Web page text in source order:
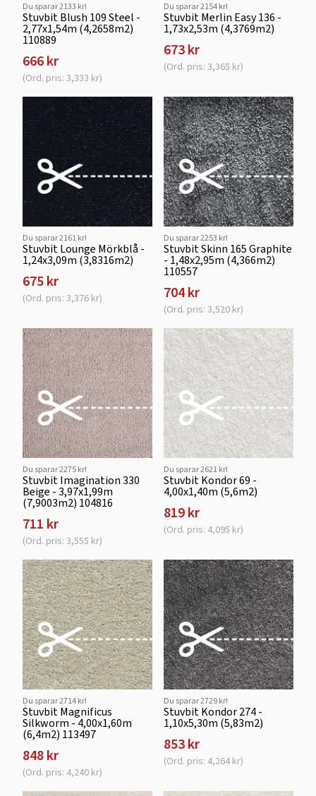
Du sparar 2133 kr!
Stuvbit Blush 109 Steel -
2,77x1,54m (4,2658m2)
110889
666 kr
(Ord. pris: 3,333 kr)
Du sparar 2154 kr!
Stuvbit Merlin Easy 136 -
1,73x2,53m (4,3769m2)
673 kr
(Ord. pris: 3,365 kr)
Du sparar 2161 kr!
Stuvbit Lounge Mörkblå -
1,24x3,09m (3,8316m2)
675 kr
(Ord. pris: 3,376 kr)
Du sparar 2253 kr!
Stuvbit Skinn 165 Graphite
- 1,48x2,95m (4,366m2)
110557
704 kr
(Ord. pris: 3,520 kr)
Du sparar 2275 kr!
Stuvbit Imagination 330
Beige - 3,97x1,99m
(7,9003m2) 104816
711 kr
(Ord. pris: 3,555 kr)
Du sparar 2621 kr!
Stuvbit Kondor 69 -
4,00x1,40m (5,6m2)
819 kr
(Ord. pris: 4,095 kr)
Du sparar 2714 kr!
Stuvbit Magnificus
Silkworm - 4,00x1,60m
(6,4m2) 113497
848 kr
(Ord. pris: 4,240 kr)
Du sparar 2729 kr!
Stuvbit Kondor 274 -
1,10x5,30m (5,83m2)
853 kr
(Ord. pris: 4,264 kr)